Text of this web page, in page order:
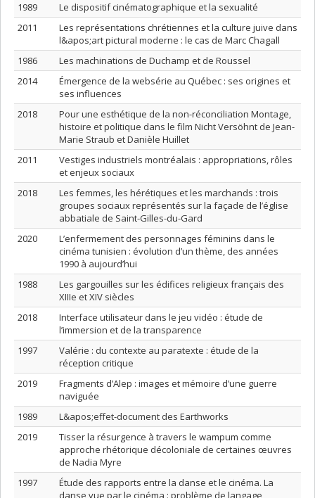
1989
Le dispositif cinématographique et la sexualité
2011
Les représentations chrétiennes et la culture juive dans
l&apos;art pictural moderne : le cas de Marc Chagall
1986
Les machinations de Duchamp et de Roussel
2014
Émergence de la websérie au Québec : ses origines et
ses influences
2018
Pour une esthétique de la non-réconciliation Montage,
histoire et politique dans le film Nicht Versöhnt de Jean-
Marie Straub et Danièle Huillet
2011
Vestiges industriels montréalais : appropriations, rôles
et enjeux sociaux
2018
Les femmes, les hérétiques et les marchands : trois
groupes sociaux représentés sur la façade de l’église
abbatiale de Saint-Gilles-du-Gard
2020
L’enfermement des personnages féminins dans le
cinéma tunisien : évolution d’un thème, des années
1990 à aujourd’hui
1988
Les gargouilles sur les édifices religieux français des
XIIIe et XIV siècles
2018
Interface utilisateur dans le jeu vidéo : étude de
l’immersion et de la transparence
1997
Valérie : du contexte au paratexte : étude de la
réception critique
2019
Fragments d’Alep : images et mémoire d’une guerre
naviguée
1989
L&apos;effet-document des Earthworks
2019
Tisser la résurgence à travers le wampum comme
approche rhétorique décoloniale de certaines œuvres
de Nadia Myre
1997
Étude des rapports entre la danse et le cinéma. La
danse vue par le cinéma : problème de langage